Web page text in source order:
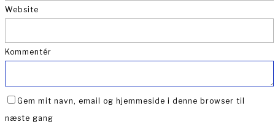
Website
Kommentér
Gem mit navn, email og hjemmeside i denne browser til
næste gang